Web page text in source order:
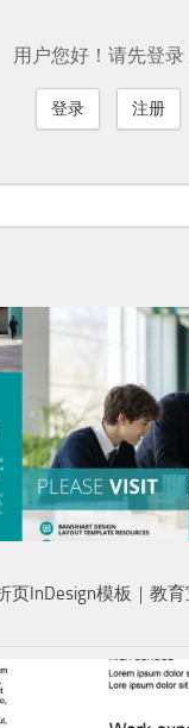
用户您好！请先登录
登录 注册
页InDesign模板｜教